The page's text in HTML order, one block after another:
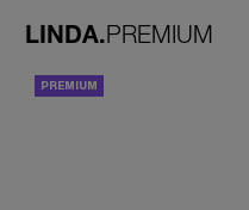
LINDA.PREMIUM